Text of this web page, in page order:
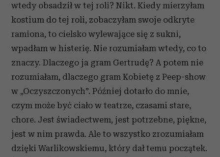
wtedy obsadził w tej roli? Nikt. Kiedy mierzyłam
kostium do tej roli, zobaczyłam swoje odkryte
ramiona, to cielsko wylewające się z sukni,
wpadłam w histerię. Nie rozumiałam wtedy, co to
znaczy. Dlaczego ja gram Gertrudę? A potem nie
rozumiałam, dlaczego gram Kobietę z Peep-show
w „Oczyszczonych”. Później dotarło do mnie,
czym może być ciało w teatrze, czasami stare,
chore. Jest świadectwem, jest potrzebne, piękne,
jest w nim prawda. Ale to wszystko zrozumiałam
dzięki Warlikowskiemu, który dał temu początek.